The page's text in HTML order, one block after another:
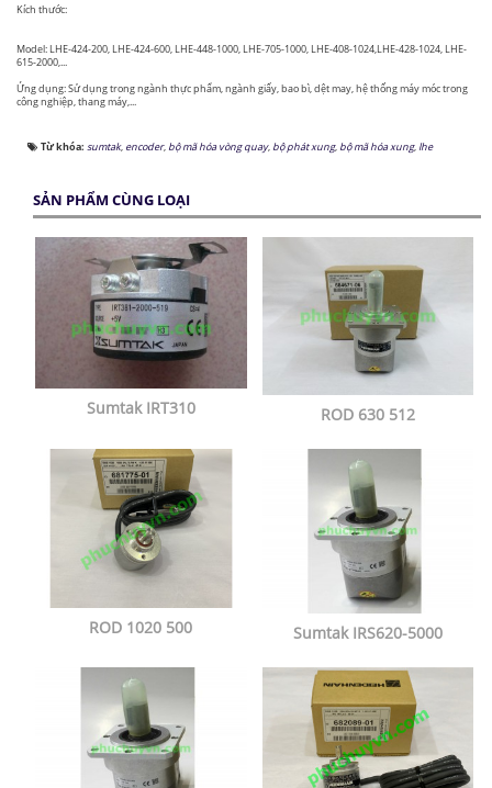
Kích thước:
Model: LHE-424-200, LHE-424-600, LHE-448-1000, LHE-705-1000, LHE-408-1024,LHE-428-1024, LHE-
615-2000,...
Ứng dụng: Sử dụng trong ngành thực phẩm, ngành giấy, bao bì, dệt may, hệ thống máy móc trong
công nghiệp, thang máy,...
Từ khóa: sumtak, encoder,bộ mã hóa vòng quay,bộ phát xung,bộ mã hóa xung,lhe
SẢN PHẨM CÙNG LOẠI
Sumtak IRT310 ROD 630 512
ROD 1020 500 Sumtak IRS620-5000